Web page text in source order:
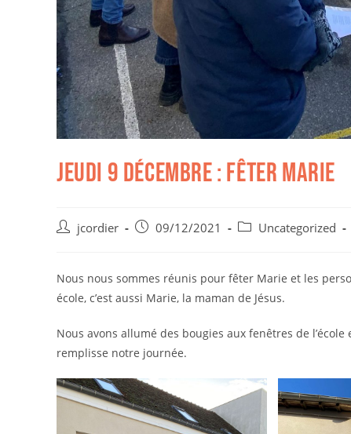
Jeudi 9 décembre : Fêter Marie
jcordier 09/12/2021 Uncategorized
Nous nous sommes réunis pour fêter Marie et les
école, c’est aussi Marie, la maman de Jésus.
Nous avons allumé des bougies aux fenêtres de
remplisse notre journée.